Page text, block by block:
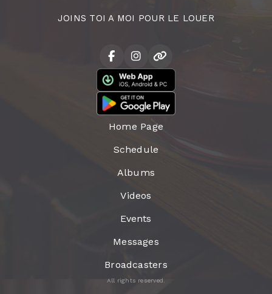
JOINS TOI A MOI POUR LE LOUER
Home Page
Schedule
Albums
Videos
Events
Messages
Broadcasters
All rights reserved.